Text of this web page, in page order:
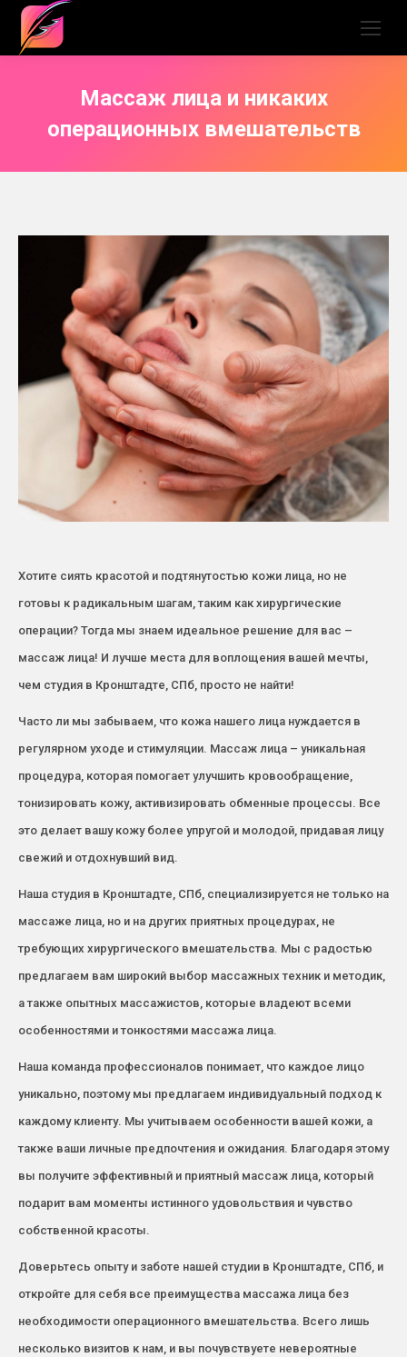
Массаж лица и никаких
операционных вмешательств
Хотите сиять красотой и подтянутостью кожи лица, но не
готовы к радикальным шагам, таким как хирургические
операции? Тогда мы знаем идеальное решение для вас –
массаж лица! И лучше места для воплощения вашей мечты,
чем студия в Кронштадте, СПб, просто не найти!
Часто ли мы забываем, что кожа нашего лица нуждается в
регулярном уходе и стимуляции. Массаж лица – уникальная
процедура, которая помогает улучшить кровообращение,
тонизировать кожу, активизировать обменные процессы. Все
это делает вашу кожу более упругой и молодой, придавая лицу
свежий и отдохнувший вид.
Наша студия в Кронштадте, СПб, специализируется не только на
массаже лица, но и на других приятных процедурах, не
требующих хирургического вмешательства. Мы с радостью
предлагаем вам широкий выбор массажных техник и методик,
а также опытных массажистов, которые владеют всеми
особенностями и тонкостями массажа лица.
Наша команда профессионалов понимает, что каждое лицо
уникально, поэтому мы предлагаем индивидуальный подход к
каждому клиенту. Мы учитываем особенности вашей кожи, а
также ваши личные предпочтения и ожидания. Благодаря этому
вы получите эффективный и приятный массаж лица, который
подарит вам моменты истинного удовольствия и чувство
собственной красоты.
Доверьтесь опыту и заботе нашей студии в Кронштадте, СПб, и
откройте для себя все преимущества массажа лица без
необходимости операционного вмешательства. Всего лишь
несколько визитов к нам, и вы почувствуете невероятные